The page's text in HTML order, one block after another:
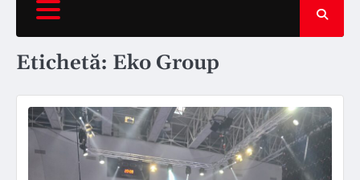
Etichetă: Eko Group